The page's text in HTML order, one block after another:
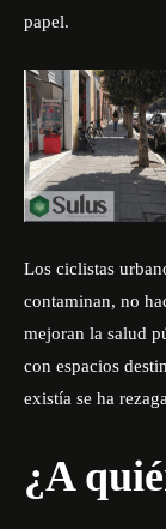
papel.
Los ciclistas
contaminan, no
mejoran la salud
con espacios
existía se ha
¿A